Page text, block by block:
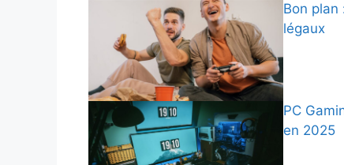
Bon
légaux
PC
en 2025